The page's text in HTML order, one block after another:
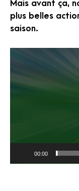
Mais avant ça,
plus belles
saison.
00:00